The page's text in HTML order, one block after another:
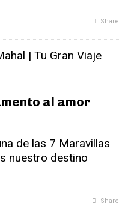
Share
al amor
de las 7 Maravillas
nuestro destino
Share